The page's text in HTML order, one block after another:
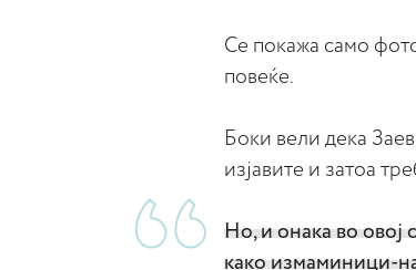
Се покажа само
повеќе.
Боки вели дека
изјавите и затоа
Но, и онака во овој
како измаминици-